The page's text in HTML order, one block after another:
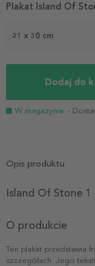
1
21 x 30 cm
Dodaj do
W magazynie -
Plakat Island Of
Opis produktu
Island Of Stone
O produkcie
Ten plakat przedstawia
szczegółach. Jego